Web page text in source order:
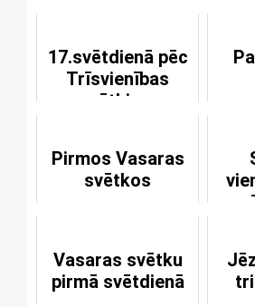
17.svētdienā pēc
Trīsvienības
svētkiem
Pirmos Vasaras
svētkos
Vasaras svētku
pirmā svētdienā